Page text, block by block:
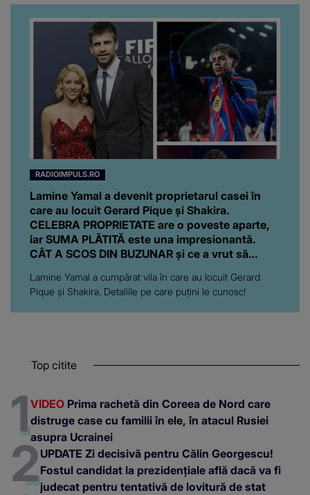
RADIOIMPULS.RO
Lamine Yamal a devenit proprietarul casei în
care au locuit Gerard Pique și Shakira.
CELEBRA PROPRIETATE are o poveste aparte,
iar SUMA PLĂTITĂ este una impresionantă.
CÂT A SCOS DIN BUZUNAR și ce a vrut să
Lamine Yamal a cumpărat vila în care au locuit Gerard
Pique și Shakira. Detaliile pe care puțini le cunosc!
Top citite
VIDEO Prima rachetă din Coreea de Nord care
distruge case cu familii în ele, în atacul Rusiei
asupra Ucrainei
UPDATE Zi decisivă pentru Călin Georgescu!
Fostul candidat la prezidențiale află dacă va fi
judecat pentru tentativă de lovitură de stat